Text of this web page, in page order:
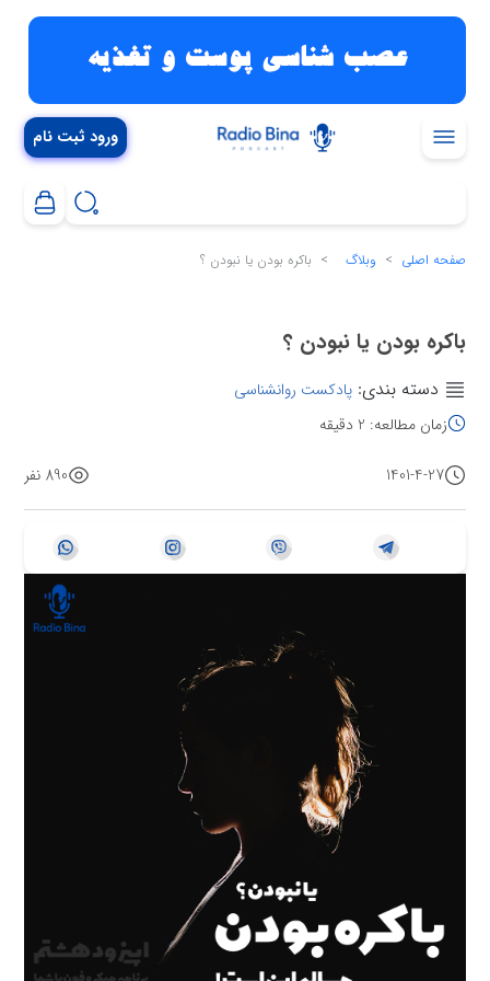
ورود ثبت نام
صفحه اصلی وبلاگ باکره بودن یا نبودن ؟
باکره بودن یا نبودن ؟
1401-4-27 890 نفر
زمان مطالعه: 2 دقیقه
دسته بندی:پادکست روانشناسی